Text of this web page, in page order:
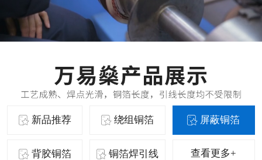
新品推荐 绕组铜箔 屏蔽铜箔
背胶铜箔 铜箔焊引线 查看更多+